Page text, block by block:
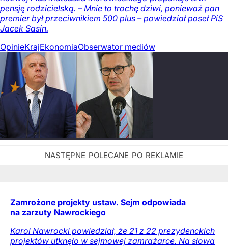
pensję rodzicielską. – Mnie to trochę dziwi, ponieważ pan
premier był przeciwnikiem 500 plus – powiedział poseł PiS
Jacek Sasin.
OpinieKrajEkonomiaObserwator mediów
Zamrożone projekty ustaw. Sejm odpowiada
na zarzuty Nawrockiego
Karol Nawrocki powiedział, że 21 z 22 prezydenckich
projektów utknęło w sejmowej zamrażarce. Na słowa